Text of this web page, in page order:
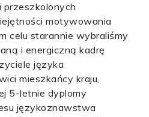
przeszkolonych
motywowania
celu starannie wybraliśmy
i energiczną kadrę
języka
mieszkańcy kraju,
5-letnie dyplomy
językoznawstwa